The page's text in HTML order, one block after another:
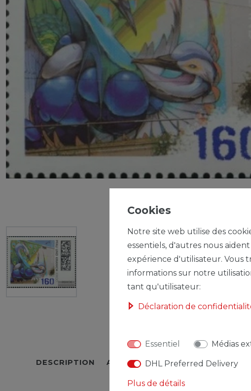
DESCRIPTION AUTRES DÉTAILS
Cookies
Notre site web utilise des
essentiels, d'autres nous
expérience d'utilisateur. Vous
informations sur notre
tant qu'utilisateur:
Déclaration de
Essentiel Médias
DHL Preferred Delivery
Plus de détails